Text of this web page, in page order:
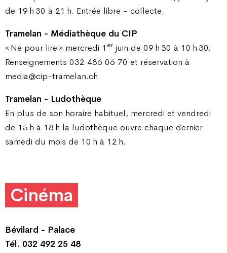
de 19 h 30 à 21 h. Entrée libre - collecte.
Tramelan - Médiathèque du CIP
« Né pour lire » mercredi 1 er juin de 09 h 30 à 10 h 30.
Renseignements 032 486 06 70 et réservation à
media@cip-tramelan.ch
Tramelan - Ludothèque
En plus de son horaire habituel, mercredi et vendredi
de 15 h à 18 h la ludothèque ouvre chaque dernier
samedi du mois de 10 h à 12 h.
Cinéma
Bévilard - Palace
Tél. 032 492 25 48